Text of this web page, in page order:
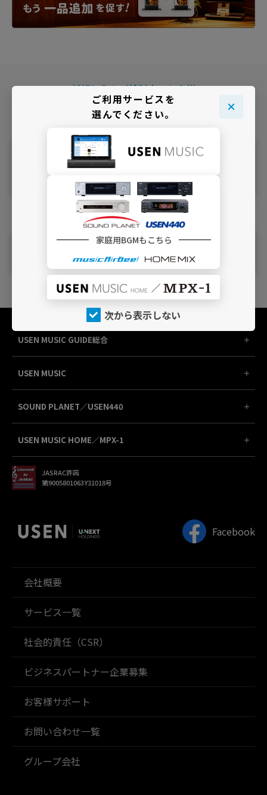
新規加入をご検討中のお客様
＼ どこでBGMサービスをご利用ですか ／
店舗・施
設
でBGMを利
自宅
USEN MUSIC GUIDE総合
USEN MUSIC
SOUND PLANET／USEN440
USEN MUSIC HOME／MPX-1
JASRAC許諾
第9005801063Y31018号
Facebook
会社概要
サービス一覧
社会的責任（CSR）
ビジネスパートナー企業募集
お客様サポート
お問い合わせ一覧
グループ会社
ご利用サービスを
選んでください。
家庭用BGMもこちら
次から表示しない